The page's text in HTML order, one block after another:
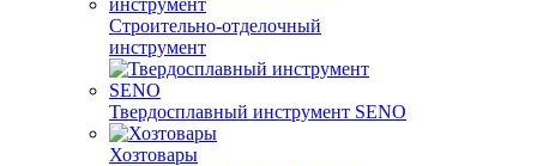
Строительно-отделочный
инструмент
Твердосплавный инструмент SENO
Хозтовары